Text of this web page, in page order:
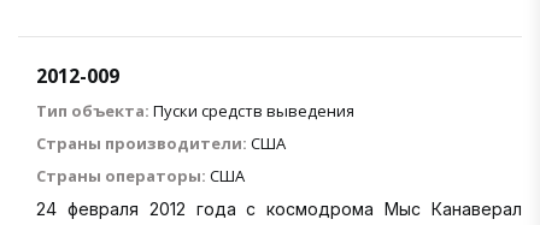
2012-009
Тип объекта: Пуски средств выведения
Страны производители: США
Страны операторы: США
24 февраля 2012 года с космодрома Мыс Канаверал